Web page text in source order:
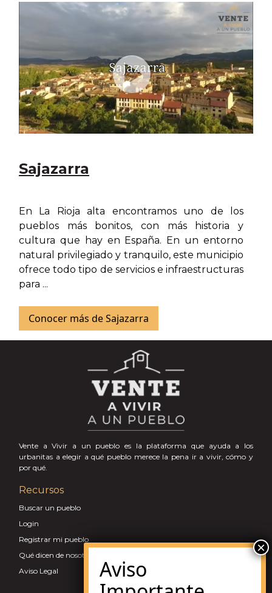
Sajazarra
En La Rioja alta encontramos uno de los
pueblos más bonitos, con más historia y
cultura que hay en España. En un entorno
natural privilegiado y tranquilo, este municipio
ofrece todo tipo de servicios e infraestructuras
para ...
Conocer más de Sajazarra
Vente a Vivir a un pueblo es la plataforma que ayuda a los
urbanitas a elegir a qué pueblo merece la pena ir a vivir, cómo y
por qué.
Recursos
Buscar un pueblo
Login
Registrar mi pueblo
Qué dicen de nosotros
Aviso Legal